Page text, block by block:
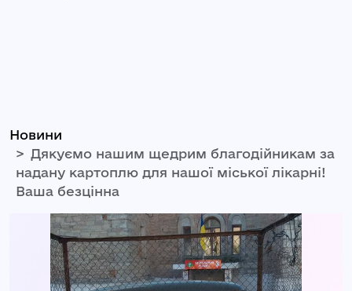
Новини
Дякуємо нашим щедрим благодійникам за
надану картоплю для нашої міської лікарні!
Ваша безцінна